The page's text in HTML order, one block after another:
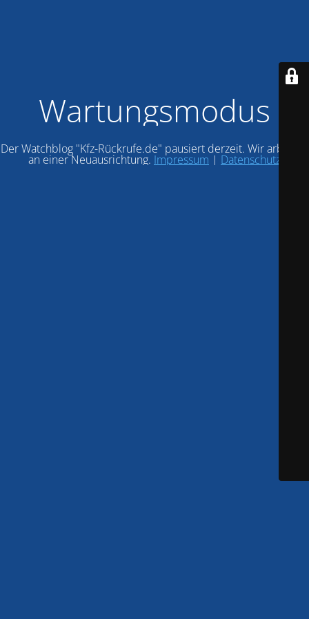
Wartungsmodus
Der Watchblog "Kfz-Rückrufe.de" pausiert derzeit. Wir arbeiten
an einer Neuausrichtung. Impressum | Datenschutz